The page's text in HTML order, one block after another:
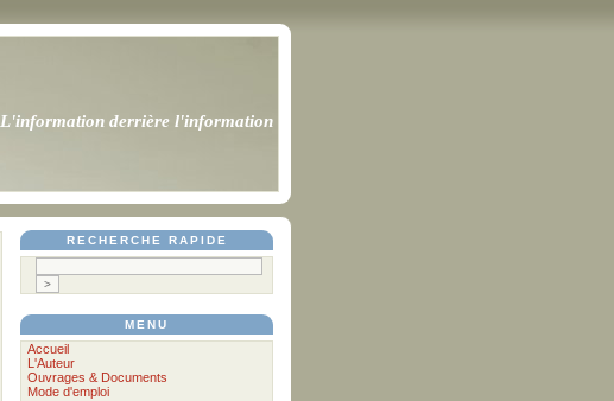
L'information derrière l'information
RECHERCHE RAPIDE
MENU
Accueil
L'Auteur
Ouvrages & Documents
Mode d'emploi